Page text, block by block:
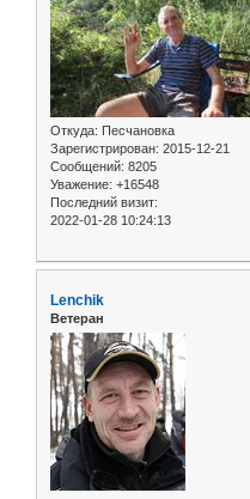
Откуда: Песчановка
Зарегистрирован: 2015-12-21
Сообщений: 8205
Уважение: +16548
Последний визит:
2022-01-28 10:24:13
Lenchik
Ветеран